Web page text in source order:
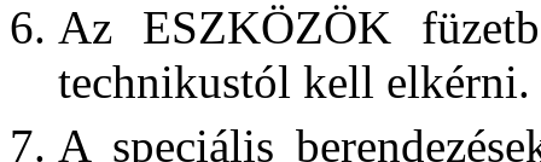
Az ESZKÖZÖK
technikustól kell elkérni.
A speciális